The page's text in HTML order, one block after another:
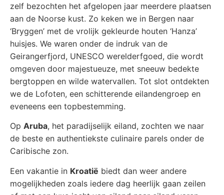
zelf bezochten het afgelopen jaar meerdere plaatsen
aan de Noorse kust. Zo keken we in Bergen naar
‘Bryggen’ met de vrolijk gekleurde houten ‘Hanza’
huisjes. We waren onder de indruk van de
Geirangerfjord, UNESCO werelderfgoed, die wordt
omgeven door majestueuze, met sneeuw bedekte
bergtoppen en wilde watervallen. Tot slot ontdekten
we de Lofoten, een schitterende eilandengroep en
eveneens een topbestemming.
Op Aruba, het paradijselijk eiland, zochten we naar
de beste en authentiekste culinaire parels onder de
Caribische zon.
Een vakantie in Kroatië biedt dan weer andere
mogelijkheden zoals iedere dag heerlijk gaan zeilen